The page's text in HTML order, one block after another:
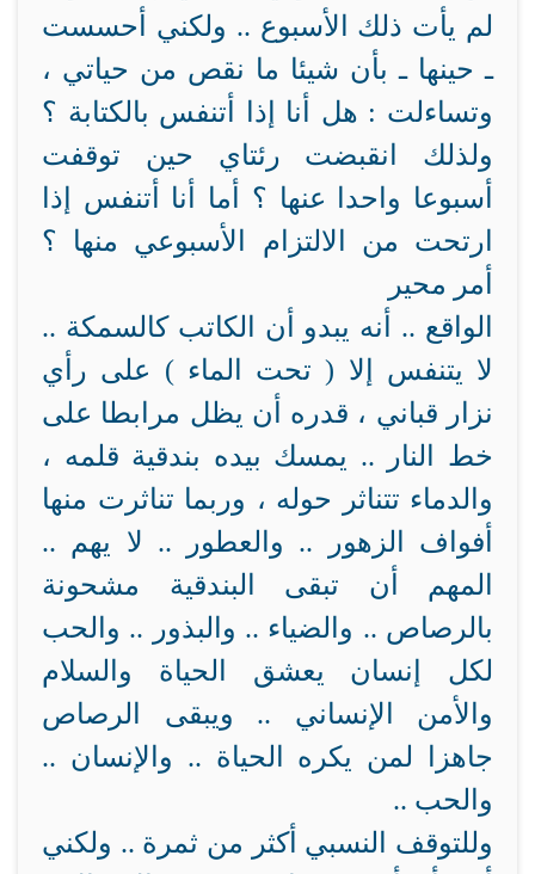
لم يأت ذلك الأسبوع .. ولكني أحسست
ـ حينها ـ بأن شيئا ما نقص من حياتي ،
وتساءلت : هل أنا إذا أتنفس بالكتابة ؟
ولذلك انقبضت رئتاي حين توقفت
أسبوعا واحدا عنها ؟ أما أنا أتنفس إذا
ارتحت من الالتزام الأسبوعي منها ؟
أمر محير ‍‌
الواقع .. أنه يبدو أن الكاتب كالسمكة ..
لا يتنفس إلا ( تحت الماء ) على رأي
نزار قباني ، قدره أن يظل مرابطا على
خط النار .. يمسك بيده بندقية قلمه ،
والدماء تتناثر حوله ، وربما تناثرت منها
أفواف الزهور .. والعطور .. لا يهم ..
المهم أن تبقى البندقية مشحونة
بالرصاص .. والضياء .. والبذور .. والحب
لكل إنسان يعشق الحياة والسلام
والأمن الإنساني .. ويبقى الرصاص
جاهزا لمن يكره الحياة .. والإنسان ..
والحب ..
وللتوقف النسبي أكثر من ثمرة .. ولكني